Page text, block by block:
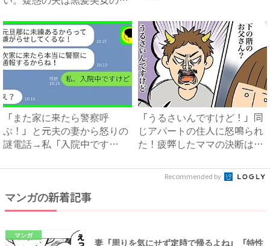
「また家に来たら警察呼
ぶ！」と元夫の妻から怒りの
謎電話→私「入院中です
「うるさいんですけど！」同
じアパートの住人に怒鳴られ
た！疲弊したママの決断は？
Recommended by
マンガの新着記事
マンガ
妻「周りを気にせず定時で帰るよね」「特性